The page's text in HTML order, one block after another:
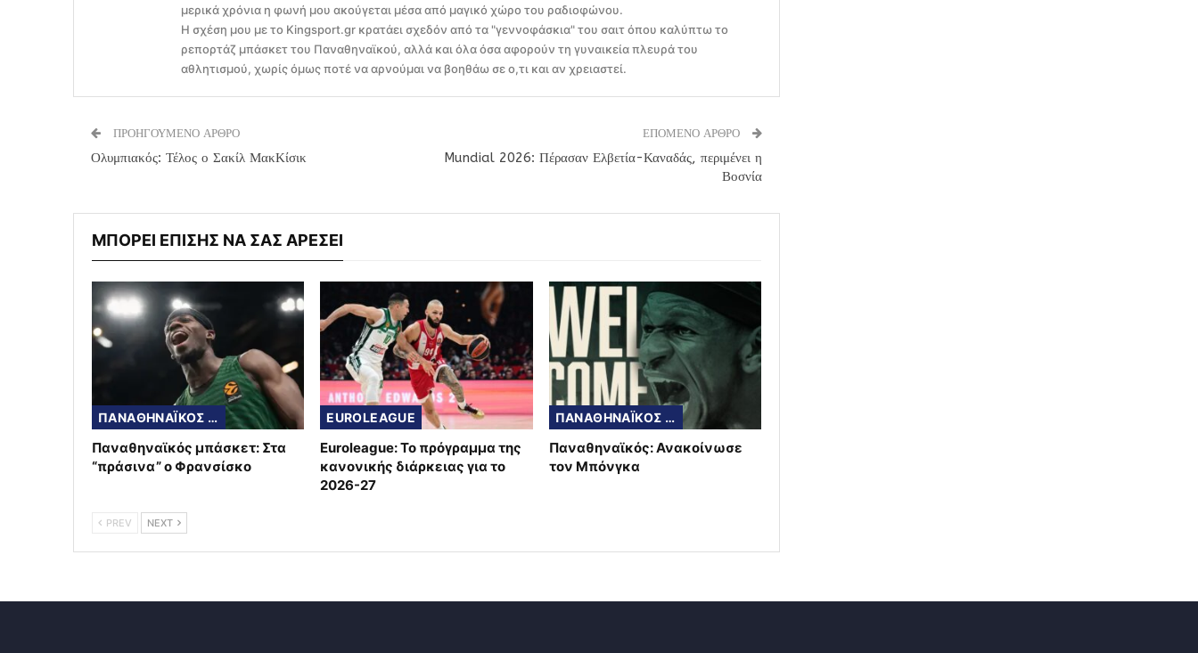
μερικά χρόνια η φωνή μου ακούγεται μέσα από μαγικό χώρο του ραδιοφώνου.
Η σχέση μου με το Kingsport.gr κρατάει σχεδόν από τα "γεννοφάσκια" του σαιτ όπου καλύπτω το
ρεπορτάζ μπάσκετ του Παναθηναϊκού, αλλά και όλα όσα αφορούν τη γυναικεία πλευρά του
αθλητισμού, χωρίς όμως ποτέ να αρνούμαι να βοηθάω σε ο,τι και αν χρειαστεί.
ΠΡΟΗΓΟΥΜΕΝΟ ΑΡΘΡΟ
Ολυμπιακός: Τέλος ο Σακίλ ΜακΚίσικ
ΕΠΟΜΕΝΟ ΑΡΘΡΟ
Mundial 2026: Πέρασαν Ελβετία-Καναδάς, περιμένει η
Βοσνία
ΜΠΟΡΕΙ ΕΠΙΣΗΣ ΝΑ ΣΑΣ ΑΡΕΣΕΙ
ΠΑΝΑΘΗΝΑΪΚΟΣ ΜΠΑΣΚΕΤ
Παναθηναϊκός μπάσκετ: Στα
“πράσινα” ο Φρανσίσκο
EUROLEAGUE
Euroleague: Το πρόγραμμα της
κανονικής διάρκειας για το
2026-27
ΠΑΝΑΘΗΝΑΪΚΟΣ ΜΠΑΣΚΕΤ
Παναθηναϊκός: Ανακοίνωσε
τον Μπόνγκα
PREV NEXT